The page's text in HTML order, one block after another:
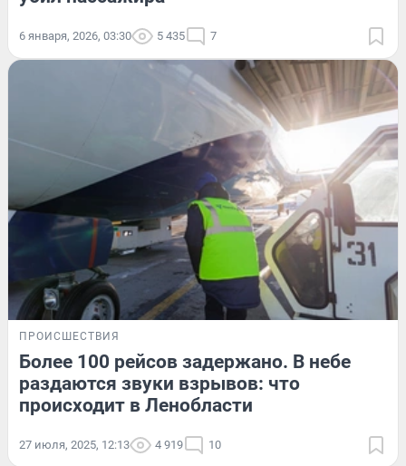
6 января, 2026, 03:30 5 435 7
ПРОИСШЕСТВИЯ
Более 100 рейсов задержано. В небе
раздаются звуки взрывов: что
происходит в Ленобласти
27 июля, 2025, 12:13 4 919 10